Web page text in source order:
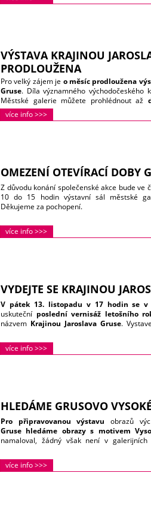
VÝSTAVA KRAJINOU
PRODLOUŽENA
Pro velký zájem je o měsíc prodloužena
Gruse. Díla významného východočeského
Městské galerie můžete prohlédnout až
prodejní. Několik Grusových obrazů již
Vysokém Mýtě a budou tak dělat radost ve
více info >>>
OMEZENÍ OTEVÍRACÍ DOBY
Z důvodu konání společenské akce bude ve
10 do 15 hodin výstavní sál městské
Děkujeme za pochopení.
více info >>>
VYDEJTE SE KRAJINOU
V pátek 13. listopadu v 17 hodin se v
uskuteční poslední vernisáž letošního
názvem Krajinou Jaroslava Gruse.
sbírky. Doplněna budou obrazy i z doby
Východočeská galerie Pardubice. Úvodního
více info >>>
HLEDÁME GRUSOVO
Pro připravovanou výstavu obrazů
Gruse hledáme obrazy s motivem
namaloval, žádný však není v
vysokomýtské občany, kteří takový obraz
galerii ve Vysokém Mýtě na listopad a
více info >>>